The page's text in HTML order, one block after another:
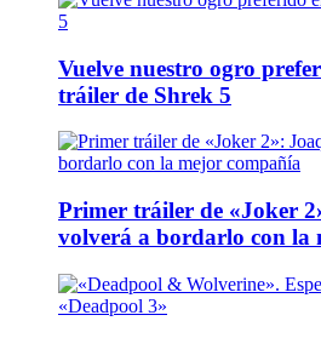
Vuelve nuestro ogro
tráiler de Shrek 5
Primer tráiler de «Joker
volverá a bordarlo con la